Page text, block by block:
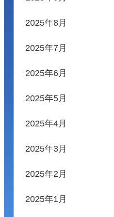
2025年8月
2025年7月
2025年6月
2025年5月
2025年4月
2025年3月
2025年2月
2025年1月